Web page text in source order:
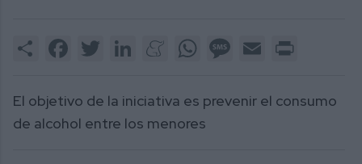
Share FacebookTwitter LinkedInMeneameWhatsAppMessage
Email
El objetivo de la iniciativa es prevenir el consumo
de alcohol entre los menores